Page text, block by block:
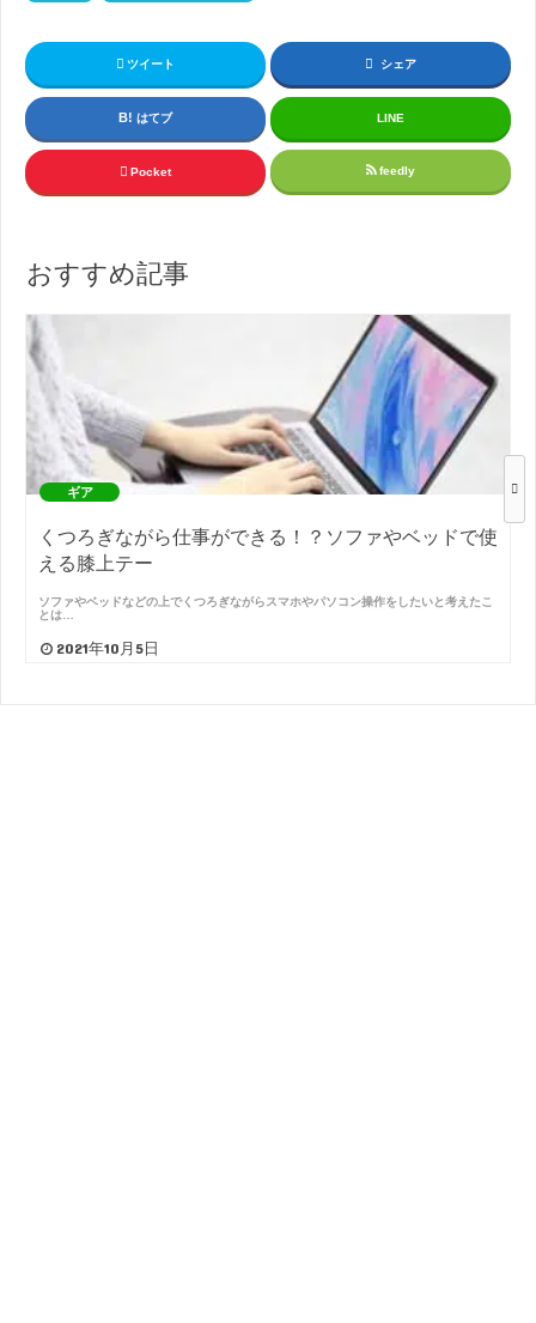
ツイート シェア
はてブ LINE
Pocket feedly
おすすめ記事
ギア
くつろぎながら仕事ができる！？ソファやベッドで使
える膝上テー
ソファやベッドなどの上でくつろぎながらスマホやパソコン操作をしたいと考えたこ
とは…
2021年10月5日